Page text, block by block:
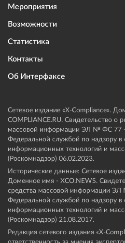
Мероприятия
Возможности
Статистика
Контакты
Об Интерфаксе
Сетевое издание «Х-Compliance».
COMPLIANCE.RU. Свидетельство о
массовой информации ЭЛ № ФС 77
Федеральной службой по надзору в
информационных технологий и
(Роскомнадзор) 06.02.2023.
Исторические данные: Сетевое
Доменное имя - XCO.NEWS.
средства массовой информации
Федеральной службой по надзору в
информационных технологий и
(Роскомнадзор) 21.08.2017.
Редакция сетевого издания «X-